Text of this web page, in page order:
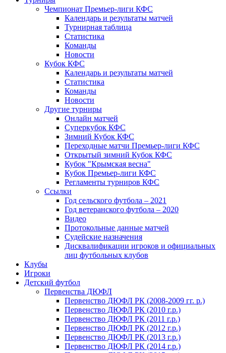
Чемпионат Премьер-лиги КФС
Календарь и результаты матчей
Турнирная таблица
Статистика
Команды
Новости
Кубок КФС
Календарь и результаты матчей
Статистика
Команды
Новости
Другие турниры
Онлайн матчей
Суперкубок КФС
Зимний Кубок КФС
Переходные матчи Премьер-лиги КФС
Открытый зимний Кубок КФС
Кубок "Крымская весна"
Кубок Премьер-лиги КФС
Регламенты турниров КФС
Ссылки
Год сельского футбола – 2021
Год ветеранского футбола – 2020
Видео
Протокольные данные матчей
Судейские назначения
Дисквалификации игроков и официальных
лиц футбольных клубов
Клубы
Игроки
Детский футбол
Первенства ДЮФЛ
Первенство ДЮФЛ РК (2008-2009 гг. р.)
Первенство ДЮФЛ РК (2010 г.р.)
Первенство ДЮФЛ РК (2011 г.р.)
Первенство ДЮФЛ РК (2012 г.р.)
Первенство ДЮФЛ РК (2013 г.р.)
Первенство ДЮФЛ РК (2014 г.р.)